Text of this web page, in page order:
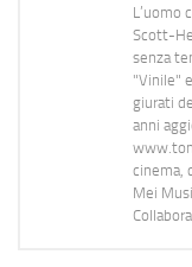
L’uomo
Scott-
senza
"Vinile"
giurati
anni
cinema,
Mei